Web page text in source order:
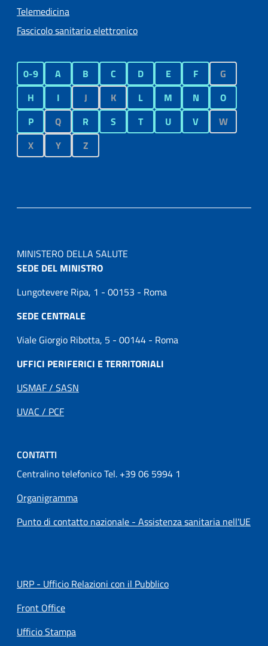
Telemedicina
Fascicolo sanitario elettronico
0-9 A B C D E F
G
H
I J K L M N
O
P
Q R S T U V
W
X
Y Z
MINISTERO DELLA SALUTE
SEDE DEL MINISTRO
Lungotevere Ripa, 1 - 00153 - Roma
SEDE CENTRALE
Viale Giorgio Ribotta, 5 - 00144 - Roma
UFFICI PERIFERICI E TERRITORIALI
USMAF / SASN
UVAC / PCF
CONTATTI
Centralino telefonico Tel. +39 06 5994 1
Organigramma
Punto di contatto nazionale - Assistenza sanitaria nell'UE
URP - Ufficio Relazioni con il Pubblico
Front Office
Ufficio Stampa